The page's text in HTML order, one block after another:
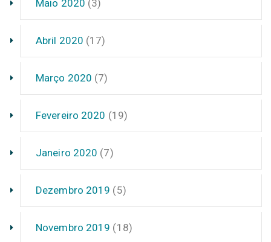
Maio 2020 (3)
Abril 2020 (17)
Março 2020 (7)
Fevereiro 2020 (19)
Janeiro 2020 (7)
Dezembro 2019 (5)
Novembro 2019 (18)